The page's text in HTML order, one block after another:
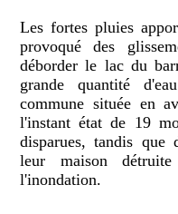
Les fortes pluies
provoqué des
déborder le lac du
grande quantité
commune située en
l'instant état de 19
disparues, tandis que
leur maison
l'inondation.